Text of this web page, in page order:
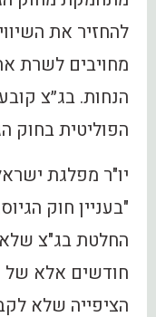
להחזיר את
מחויבים לשרת
הנחות. בג״צ
הפוליטית בחוק
יו"ר מפלגת
"בעניין חוק
החלטת בג"צ
חודשים אלא של
הציפייה שלא